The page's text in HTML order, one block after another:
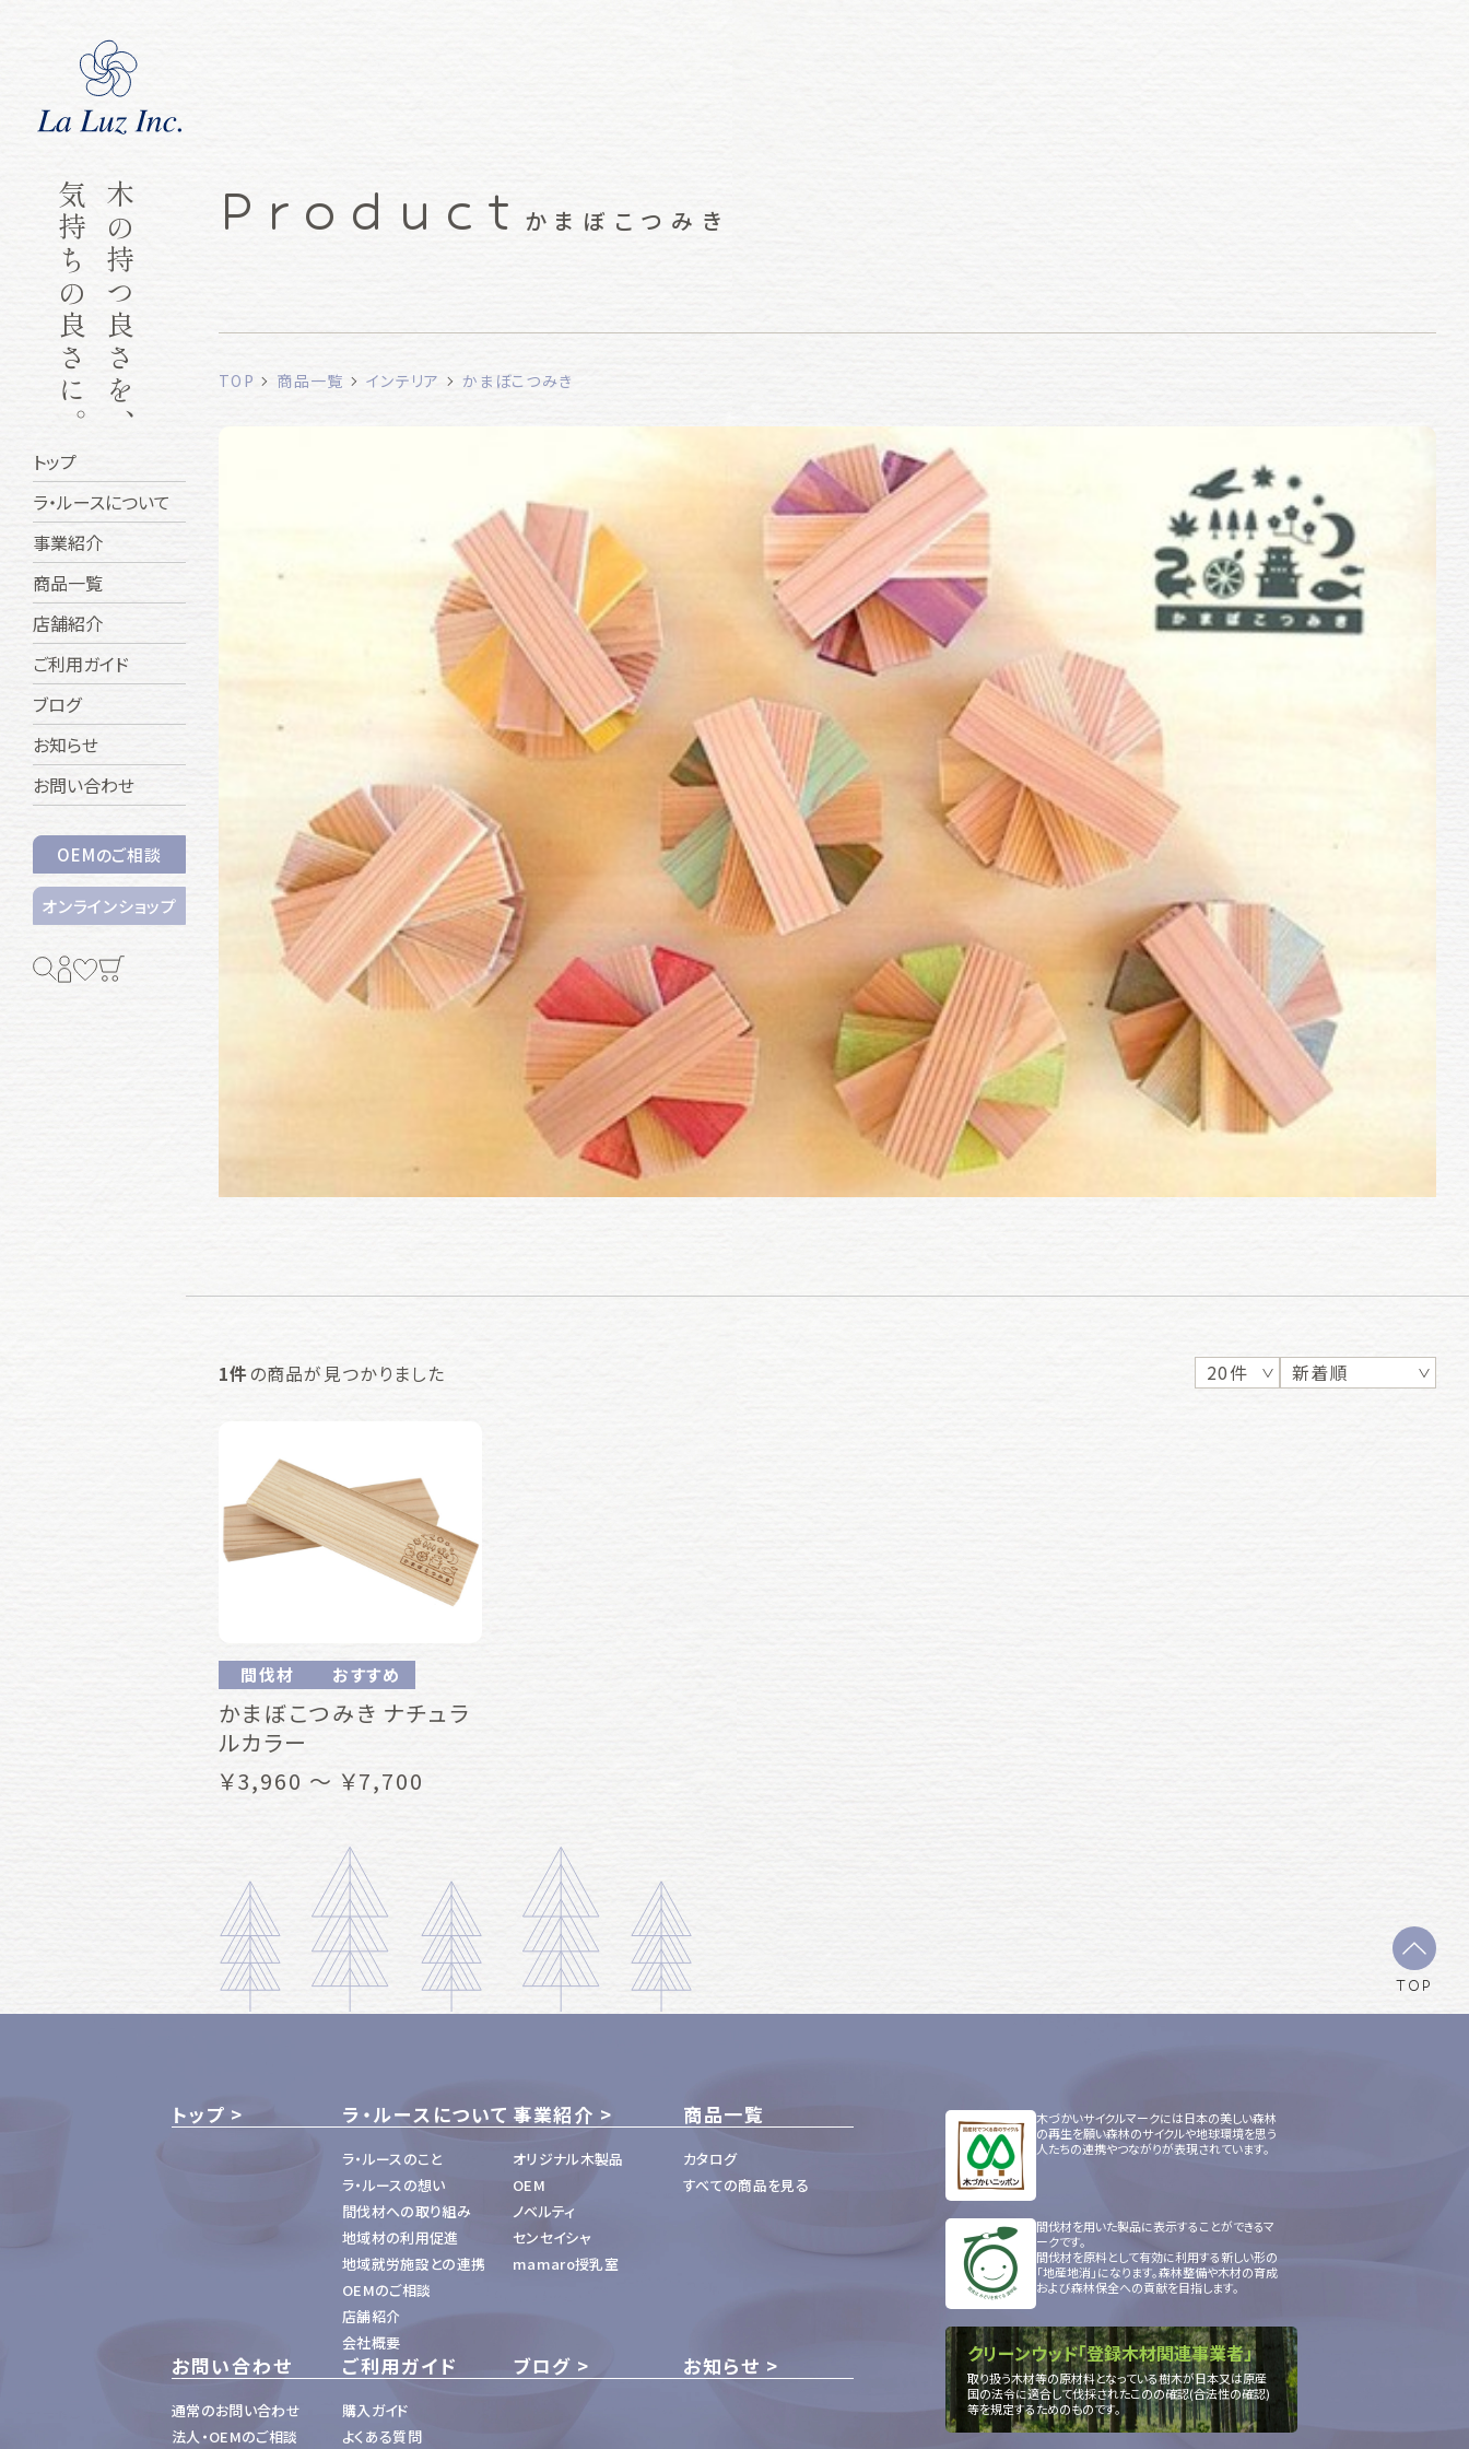
木の持つ良さを、
気持ちの良さに。
トップ
ラ・ルースについて
事業紹介
商品一覧
店舗紹介
ご利用ガイド
ブログ
お知らせ
お問い合わせ
OEMのご相談
オンラインショップ
Product かまぼこつみき
TOP 商品一覧 インテリア かまぼこつみき
1件 の商品が見つかりました
間伐材 おすすめ
かまぼこつみき ナチュラ
ルカラー
￥3,960 ～ ￥7,700
TOP
トップ ラ・ルースについて
ラ・ルースのこと
ラ・ルースの想い
間伐材への取り組み
地域材の利用促進
地域就労施設との連携
OEMのご相談
店舗紹介
会社概要
事業紹介
オリジナル木製品
OEM
ノベルティ
センセイシャ
mamaro授乳室
商品一覧
カタログ
すべての商品を見る
お問い合わせ
通常のお問い合わせ
法人・OEMのご相談
ご利用ガイド
購入ガイド
よくある質問
ブログ お知らせ
木づかいサイクルマークには日本の美しい森林
の再生を願い森林のサイクルや地球環境を思う
人たちの連携やつながりが表現されています。
間伐材を用いた製品に表示することができるマ
ークです。
間伐材を原料として有効に利用する新しい形の
「地産地消」になります。森林整備や木材の育成
および森林保全への貢献を目指します。
クリーンウッド「登録木材関連事業者」
取り扱う木材等の原材料となっている樹木が日本又は原産
国の法令に適合して伐採されたこのの確認(合法性の確認)
等を規定するためのものです。